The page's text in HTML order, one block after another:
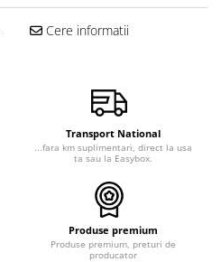
Cere informatii
Transport National
...fara km suplimentari, direct la usa
ta sau la Easybox.
Produse premium
Produse premium, preturi de
producator